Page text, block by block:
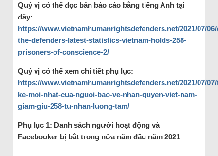
Quý vị có thể đọc bản báo cáo bằng tiếng Anh tại
đây:
https://www.vietnamhumanrightsdefenders.net/2021/07/
the-defenders-latest-statistics-vietnam-holds-258-
prisoners-of-conscience-2/
Quý vị có thể xem chi tiết phụ lục:
https://www.vietnamhumanrightsdefenders.net/2021/07/
ke-moi-nhat-cua-nguoi-bao-ve-nhan-quyen-viet-nam-
giam-giu-258-tu-nhan-luong-tam/
Phụ lục 1: Danh sách người hoạt động và
Facebooker bị bắt trong nửa năm đầu năm 2021